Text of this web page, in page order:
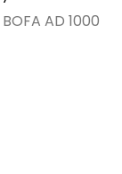
AD 1000